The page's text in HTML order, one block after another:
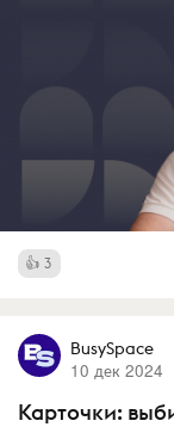
3
BusySpace
10 дек 2024
Карточки: